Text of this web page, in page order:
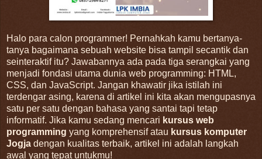
Halo para calon programmer! Pernahkah kamu bertanya-
tanya bagaimana sebuah website bisa tampil secantik dan
seinteraktif itu? Jawabannya ada pada tiga serangkai yang
menjadi fondasi utama dunia web programming: HTML,
CSS, dan JavaScript. Jangan khawatir jika istilah ini
terdengar asing, karena di artikel ini kita akan mengupasnya
satu per satu dengan bahasa yang santai tapi tetap
informatif. Jika kamu sedang mencari kursus web
programming yang komprehensif atau kursus komputer
Jogja dengan kualitas terbaik, artikel ini adalah langkah
awal yang tepat untukmu!